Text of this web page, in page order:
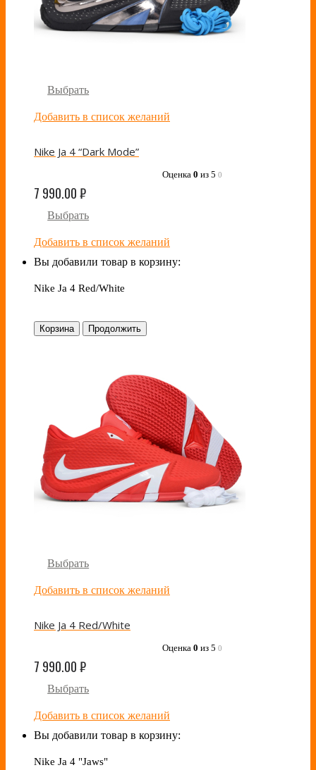
Выбрать
Добавить в список желаний
Nike Ja 4 “Dark Mode”
Оценка 0 из 5 0
7 990.00₽
Выбрать
Добавить в список желаний
Вы добавили товар в корзину:
Nike Ja 4 Red/White
Корзина Продолжить
Выбрать
Добавить в список желаний
Nike Ja 4 Red/White
Оценка 0 из 5 0
7 990.00₽
Выбрать
Добавить в список желаний
Вы добавили товар в корзину:
Nike Ja 4 "Jaws"